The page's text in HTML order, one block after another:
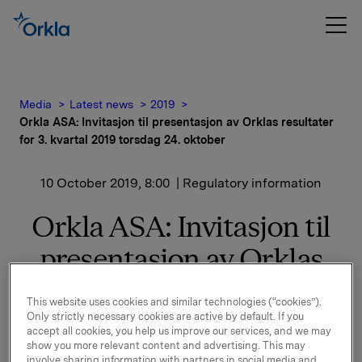
Media Latest news
2019
Orkla ASA: Invitasjon til presentasjon av Orklas resultater
for 3. kvartal 2019 torsdag 24. oktober
10 October 2019, 8:00 | Regulatory information
Orkla ASA: Invitasjon til
presentasjon av Orklas
resultater for 3. kvartal
2019 torsdag 24. oktober
This website uses cookies and similar technologies (“cookies”).
Only strictly necessary cookies are active by default. If you
accept all cookies, you help us improve our services, and we may
show you more relevant content and advertising. This may